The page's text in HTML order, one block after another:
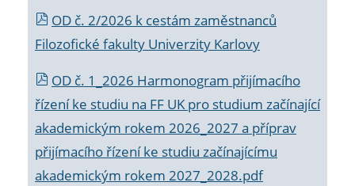
OD č. 2/2026 k cestám zaměstnanců
Filozofické fakulty Univerzity Karlovy
OD č. 1_2026 Harmonogram přijímacího
řízení ke studiu na FF UK pro studium začínající
akademickým rokem 2026_2027 a příprav
přijímacího řízení ke studiu začínajícímu
akademickým rokem 2027_2028.pdf